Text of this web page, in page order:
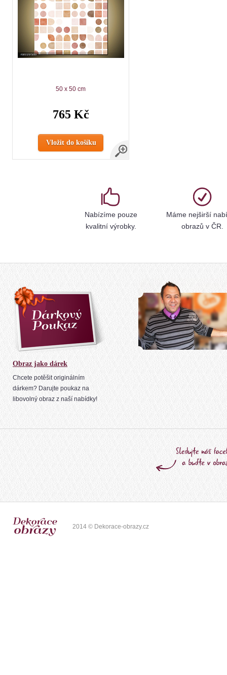
50 x 50 cm
765 Kč
Vložit do košíku
Nabízíme pouze
kvalitní výrobky.
Máme nejširší
obrazů v ČR.
Obraz jako dárek
Chcete potěšit originálním
dárkem? Darujte poukaz na
libovolný obraz z naší nabídky!
2014 © Dekorace-obrazy.cz